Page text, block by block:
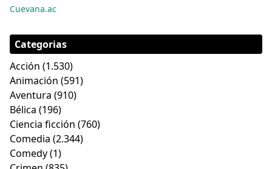
Cuevana.ac
Categorias
Acción (1.530)
Animación (591)
Aventura (910)
Bélica (196)
Ciencia ficción (760)
Comedia (2.344)
Comedy(1)